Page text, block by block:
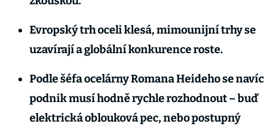
Evropský trh oceli klesá, mimounijní trhy se
uzavírají a globální konkurence roste.
Podle šéfa ocelárny Romana Heideho se navíc
podnik musí hodně rychle rozhodnout – buď
elektrická oblouková pec, nebo postupný